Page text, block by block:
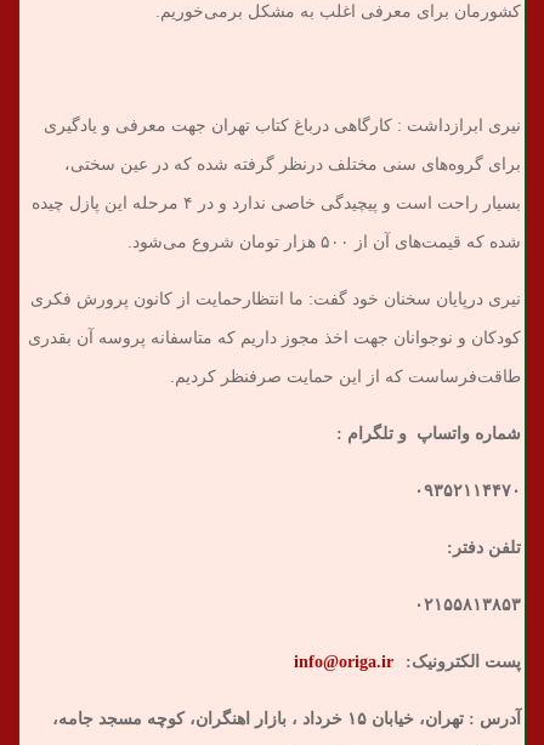
کشورمان برای معرفی اغلب به مشکل برمی‌خوریم.
نیری ابرازداشت : کارگاهی درباغ کتاب تهران جهت معرفی و یادگیری
برای گروه‌های سنی مختلف درنظر گرفته شده که در عین سختی،
بسیار راحت است و پیچیدگی خاصی ندارد و در ۴ مرحله این پازل چیده
شده که قیمت‌های آن از ۵۰۰ هزار تومان شروع می‌شود.
نیری درپایان سخنان خود گفت: ما انتظارحمایت از کانون پرورش فکری
کودکان و نوجوانان جهت اخذ مجوز داریم که متاسفانه پروسه آن بقدری
طاقت‌فرساست که از این حمایت صرفنظر کردیم.
شماره واتساپ و تلگرام :
۰۹۳۵۲۱۱۴۴۷۰
تلفن دفتر:
۰۲۱۵۵۸۱۳۸۵۳
پست الکترونیک: info@origa.ir
آدرس : تهران، خیابان ۱۵ خرداد ، بازار اهنگران، کوچه مسجد جامه،